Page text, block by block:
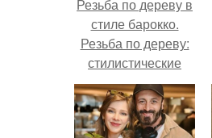
Резьба по дереву в
стиле барокко.
Резьба по дереву:
стилистические
направления и
характерные узоры.